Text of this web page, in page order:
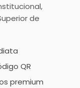
de
QR
premium